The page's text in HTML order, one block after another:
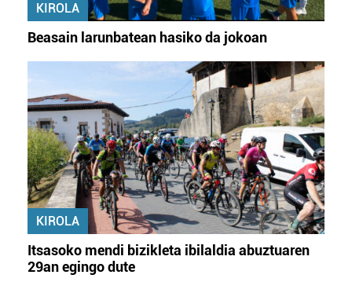
KIROLA
Beasain larunbatean hasiko da jokoan
KIROLA
Itsasoko mendi bizikleta ibilaldia abuztuaren
29an egingo dute